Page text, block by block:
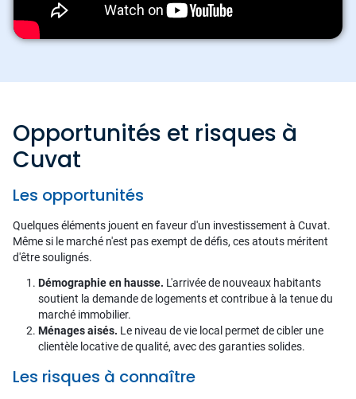
Opportunités et risques à
Cuvat
Les opportunités
Quelques éléments jouent en faveur d'un investissement à Cuvat.
Même si le marché n'est pas exempt de défis, ces atouts méritent
d'être soulignés.
Démographie en hausse. L'arrivée de nouveaux habitants
soutient la demande de logements et contribue à la tenue du
marché immobilier.
Ménages aisés. Le niveau de vie local permet de cibler une
clientèle locative de qualité, avec des garanties solides.
Les risques à connaître